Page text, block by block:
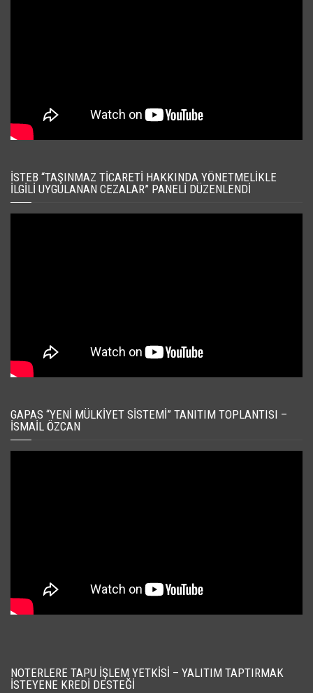
İSTEB “TAŞINMAZ TICARETI HAKKINDA YÖNETMELIKLE
İLGILI UYGULANAN CEZALAR” PANELI DÜZENLENDI
GAPAS “YENI MÜLKIYET SISTEMI” TANITIM TOPLANTISI –
İSMAIL ÖZCAN
NOTERLERE TAPU İŞLEM YETKISI – YALITIM TAPTIRMAK
İSTEYENE KREDI DESTEĞI